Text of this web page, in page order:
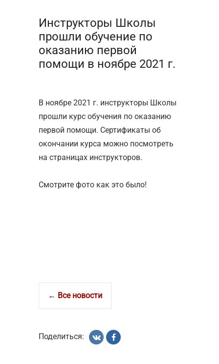
Инструкторы Школы
прошли обучение по
оказанию первой
помощи в ноябре 2021 г.
В ноябре 2021 г. инструкторы Школы
прошли курс обучения по оказанию
первой помощи. Сертификаты об
окончании курса можно посмотреть
на страницах инструкторов.
Смотрите фото как это было!
← Все новости
Поделиться: